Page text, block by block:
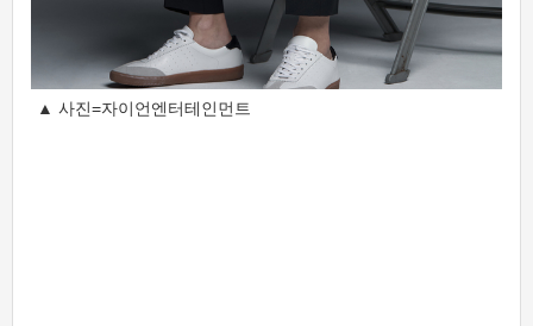
▲ 사진=자이언엔터테인먼트